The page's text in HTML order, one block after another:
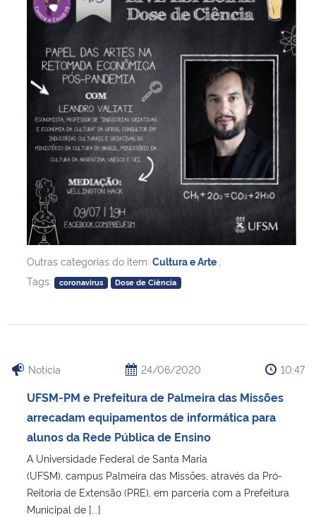
Outras categorias do item: Cultura e Arte
Tags:
coronavirus Dose de Ciência
Notícia 24/06/2020 10:47
UFSM-PM e Prefeitura de Palmeira das Missões
arrecadam equipamentos de informática para
alunos da Rede Pública de Ensino
A Universidade Federal de Santa Maria
(UFSM), campus Palmeira das Missões, através da Pró-
Reitoria de Extensão (PRE), em parceria com a Prefeitura
Municipal de [...]